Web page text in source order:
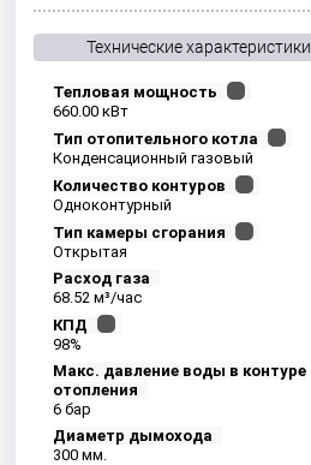
Технические характеристики
Тепловая мощность
660.00 кВт
Тип отопительного котла
Конденсационный газовый
Количество контуров
Одноконтурный
Тип камеры сгорания
Открытая
Расход газа
68.52 м³/час
КПД
98%
Макс. давление воды в контуре
отопления
6 бар
Диаметр дымохода
300 мм.